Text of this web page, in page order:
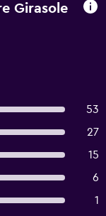
Girasole
53
27
15
6
1